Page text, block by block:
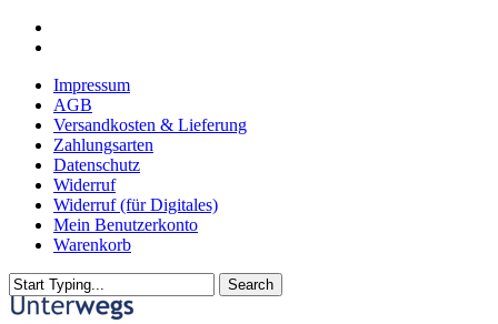
Skip
contentImpressum
AGB
Versandkosten & Lieferung
Zahlungsarten
Datenschutz
Widerruf
Widerruf (für Digitales)
Mein Benutzerkonto
Warenkorb
Search
Close